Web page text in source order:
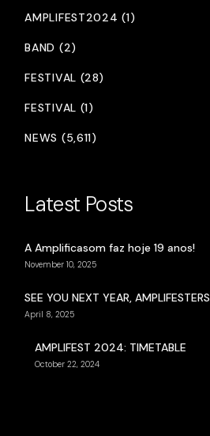
AMPLIFEST2024 (1)
BAND (2)
FESTIVAL (28)
FESTIVAL (1)
NEWS (5,611)
Latest Posts
A Amplificasom faz hoje 19 anos!
November 10, 2025
SEE YOU NEXT YEAR, AMPLIFESTERS
April 8, 2025
AMPLIFEST 2024: TIMETABLE
October 22, 2024